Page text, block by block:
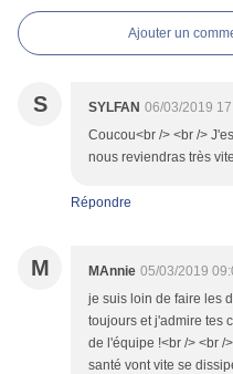
Ajouter un
S SYLFAN 06/03/2019
Coucou<br /> <br />
nous reviendras très
Répondre
M MAnnie 05/03/2019
je suis loin de faire les
toujours et j'admire tes
de l'équipe !<br /> <br /
santé vont vite se